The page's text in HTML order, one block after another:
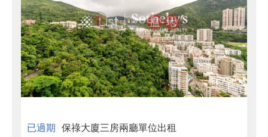
已過期 保祿大廈三房兩廳單位出租